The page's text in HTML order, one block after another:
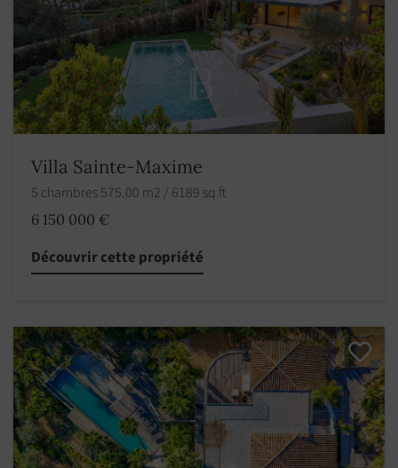
Villa Sainte-Maxime
5 chambres 575.00 m2 / 6189 sq ft
6 150 000 €
Découvrir cette propriété